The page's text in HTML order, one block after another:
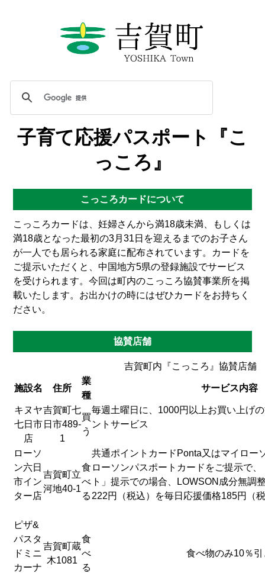
子育て応援パスポート『こ
っころ』
こっころカードについて
こっころカードは、妊婦さんから満18歳未満、もしくは
満18歳となった最初の3月31日を迎えるまでのお子さん
が一人でも居られる家庭に配布されています。カードを
ご提示いただくと、中国地方5県の登録施設でサービス
を受けられます。今回は町内のこっころ協賛事業所を掲
載いたします。お出かけの時にはぜひカードをお持ちく
ださい。
協賛店舗
吉賀町内『こっころ』協賛店舗
施設名 住所
業
種
サービス内容
キヌヤ
七日市
店
吉賀町七
日市489-
1
買
う
毎週土曜日に、1000円以上お買い上げ
ントサービス
ローソ
ン六日
市イン
ター店
吉賀町立
河地40-1
食
べ
る
共通ポイントカードPonta又はマイロー
ローソンパスポートカードをご提示で
ト」提示での場合、LOWSON成分無調
222円（税込）を毎日応援価格185円（
ピザ&
パスタ
ドミニ
カーナ
吉賀町蔵
木1081
食
べ
る
食べ物のみ10％